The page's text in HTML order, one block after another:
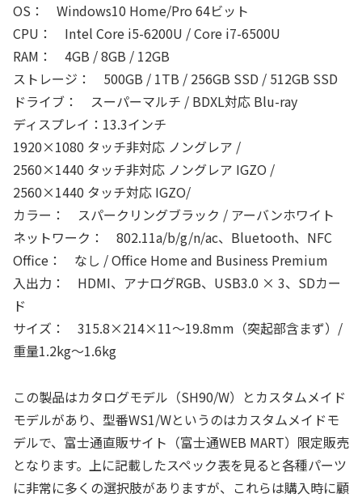
OS： Windows10 Home/Pro 64ビット
CPU： Intel Core i5-6200U / Core i7-6500U
RAM： 4GB / 8GB / 12GB
ストレージ： 500GB / 1TB / 256GB SSD / 512GB SSD
ドライブ： スーパーマルチ / BDXL対応 Blu-ray
ディスプレイ：13.3インチ
1920×1080 タッチ非対応 ノングレア /
2560×1440 タッチ非対応 ノングレア IGZO /
2560×1440 タッチ対応 IGZO/
カラー： スパークリングブラック / アーバンホワイト
ネットワーク： 802.11a/b/g/n/ac、Bluetooth、NFC
Office： なし / Office Home and Business Premium
入出力： HDMI、アナログRGB、USB3.0 × 3、SDカー
ド
サイズ： 315.8×214×11～19.8mm（突起部含まず）/
重量1.2kg～1.6kg
この製品はカタログモデル（SH90/W）とカスタムメイド
モデルがあり、型番WS1/Wというのはカスタムメイドモ
デルで、富士通直販サイト（富士通WEB MART）限定販売
となります。上に記載したスペック表を見ると各種パーツ
に非常に多くの選択肢がありますが、これらは購入時に顧